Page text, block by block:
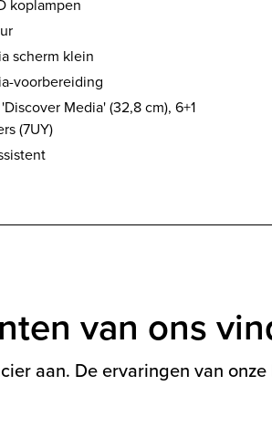
koplampen
scherm klein
voorbereiding
Media' (32,8 cm), 6+1
(7UY)
van ons
aan. De ervaringen van